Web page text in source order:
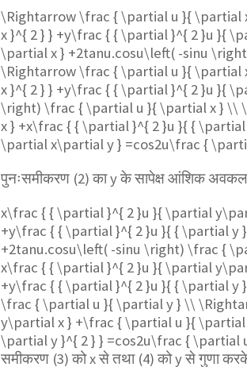
\Rightarrow \frac { \partial u }{ \partial
x }^{ 2 } } +y\frac { { \partial }^{ 2 }u }{
\partial x } +2tanu.cosu\left( -sinu
\Rightarrow \frac { \partial u }{ \partial
x }^{ 2 } } +y\frac { { \partial }^{ 2 }u }{
\right) \frac { \partial u }{ \partial x } \\
x } +x\frac { { \partial }^{ 2 }u }{ {
\partial x\partial y } =cos2u\frac {
पुनःसमीकरण (2) का y के सापेक्ष आंशिक
x\frac { { \partial }^{ 2 }u }{ \partial
+y\frac { { \partial }^{ 2 }u }{ { \partial y
+2tanu.cosu\left( -sinu \right) \frac {
x\frac { { \partial }^{ 2 }u }{ \partial
+y\frac { { \partial }^{ 2 }u }{ { \partial y
\frac { \partial u }{ \partial y } \\
y\partial x } +\frac { \partial u }{
\partial y }^{ 2 } } =cos2u\frac { \partial
समीकरण (3) को x से तथा (4) को y से गुणा